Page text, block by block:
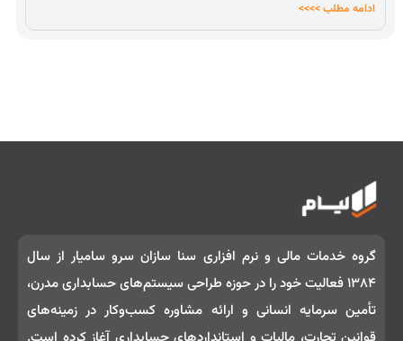
ادامه مطلب >>>>
گروه خدمات مالی و نرم‌ افزاری سنا سازان سرو سامیار از سال
۱۳۸۴ فعالیت خود را در حوزه طراحی سیستم‌های حسابداری مدرن،
تأمین سرمایه انسانی و ارائه مشاوره کسب‌وکار در زمینه‌های